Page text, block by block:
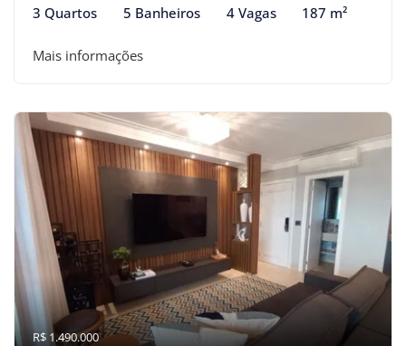
3 Quartos 5 Banheiros 4 Vagas 187 m²
Mais informações
R$ 1.490.000